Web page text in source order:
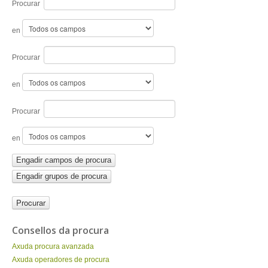
Procurar
en
Procurar
en
Procurar
en
Engadir campos de procura
Engadir grupos de procura
Consellos da procura
Axuda procura avanzada
Axuda operadores de procura